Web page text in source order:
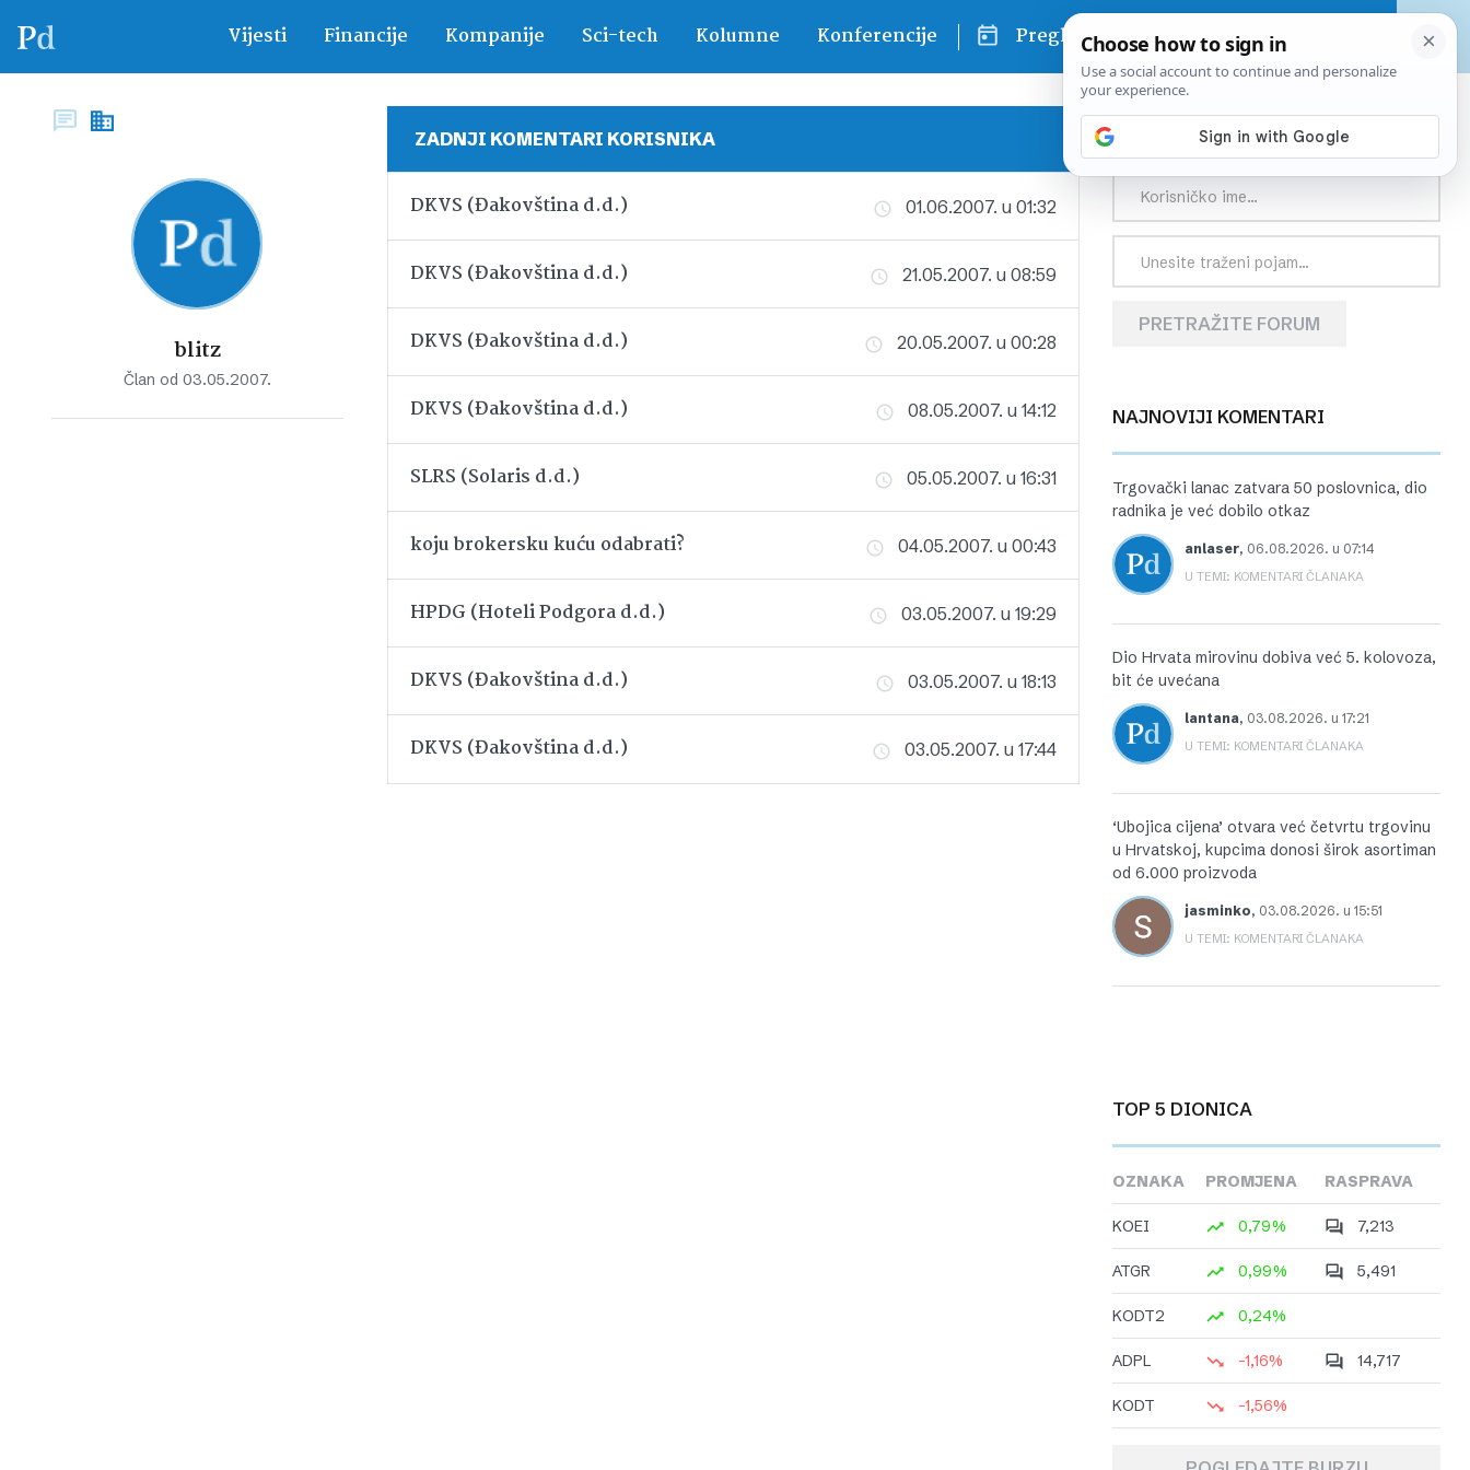
Vijesti Financije Kompanije Sci-tech Kolumne Konferencije Pregled dana
blitz
Član od 03.05.2007.
ZADNJI KOMENTARI KORISNIKA
DKVS (Đakovština d.d.) 01.06.2007. u 01:32
DKVS (Đakovština d.d.) 21.05.2007. u 08:59
DKVS (Đakovština d.d.) 20.05.2007. u 00:28
DKVS (Đakovština d.d.) 08.05.2007. u 14:12
SLRS (Solaris d.d.) 05.05.2007. u 16:31
koju brokersku kuću odabrati? 04.05.2007. u 00:43
HPDG (Hoteli Podgora d.d.) 03.05.2007. u 19:29
DKVS (Đakovština d.d.) 03.05.2007. u 18:13
DKVS (Đakovština d.d.) 03.05.2007. u 17:44
PRETRAŽITE FORUM
PRETRAŽITE FORUM
NAJNOVIJI KOMENTARI
Trgovački lanac zatvara 50 poslovnica, dio
radnika je već dobilo otkaz
anlaser, 06.08.2026. u 07:14
U TEMI: KOMENTARI ČLANAKA
Dio Hrvata mirovinu dobiva već 5. kolovoza,
bit će uvećana
lantana, 03.08.2026. u 17:21
U TEMI: KOMENTARI ČLANAKA
‘Ubojica cijena’ otvara već četvrtu trgovinu
u Hrvatskoj, kupcima donosi širok asortiman
od 6.000 proizvoda
jasminko, 03.08.2026. u 15:51
U TEMI: KOMENTARI ČLANAKA
TOP 5 DIONICA
OZNAKA PROMJENA RASPRAVA
KOEI 0,79% 7,213
ATGR 0,99% 5,491
KODT2 0,24%
ADPL -1,16% 14,717
KODT -1,56%